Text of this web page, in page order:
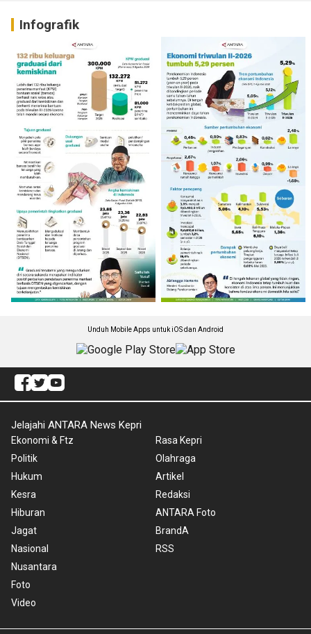
Infografik
Unduh Mobile Apps untuk iOS dan Android
Jelajahi ANTARA News Kepri
Ekonomi & Ftz
Politik
Hukum
Kesra
Hiburan
Jagat
Nasional
Nusantara
Foto
Video
Rasa Kepri
Olahraga
Artikel
Redaksi
ANTARA Foto
BrandA
RSS